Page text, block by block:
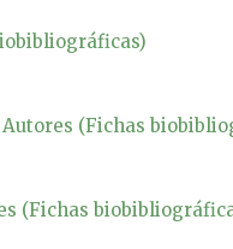
Autores (Fichas
(Fichas